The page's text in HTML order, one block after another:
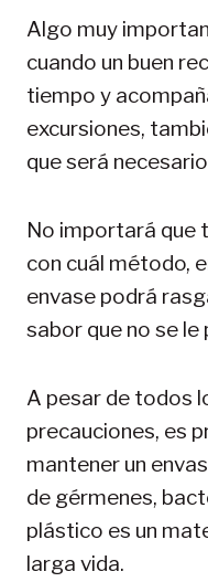
Algo muy
cuando un buen
tiempo y
excursiones,
que será
No importará que
con cuál método,
envase podrá
sabor que no se le
A pesar de todos
precauciones, es
mantener un
de gérmenes,
plástico es un
larga vida.